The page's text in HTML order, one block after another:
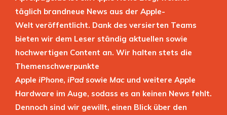
täglich brandneue News aus der Apple-
Welt veröffentlicht. Dank des versierten Teams
bieten wir dem Leser ständig aktuellen sowie
hochwertigen Content an. Wir halten stets die
Themenschwerpunkte
Apple iPhone, iPad sowie Mac und weitere Apple
Hardware im Auge, sodass es an keinen News fehlt.
Dennoch sind wir gewillt, einen Blick über den